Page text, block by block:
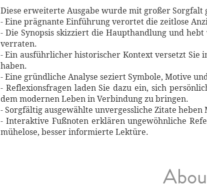
Diese erweiterte Ausgabe wurde mit großer
- Eine prägnante Einführung verortet die zeitlose
- Die Synopsis skizziert die Haupthandlung und
verraten.
- Ein ausführlicher historischer Kontext versetzt Sie
haben.
- Eine gründliche Analyse seziert Symbole, Motive
- Reflexionsfragen laden Sie dazu ein, sich
dem modernen Leben in Verbindung zu bringen.
- Sorgfältig ausgewählte unvergessliche Zitate
- Interaktive Fußnoten erklären ungewöhnliche
mühelose, besser informierte Lektüre.